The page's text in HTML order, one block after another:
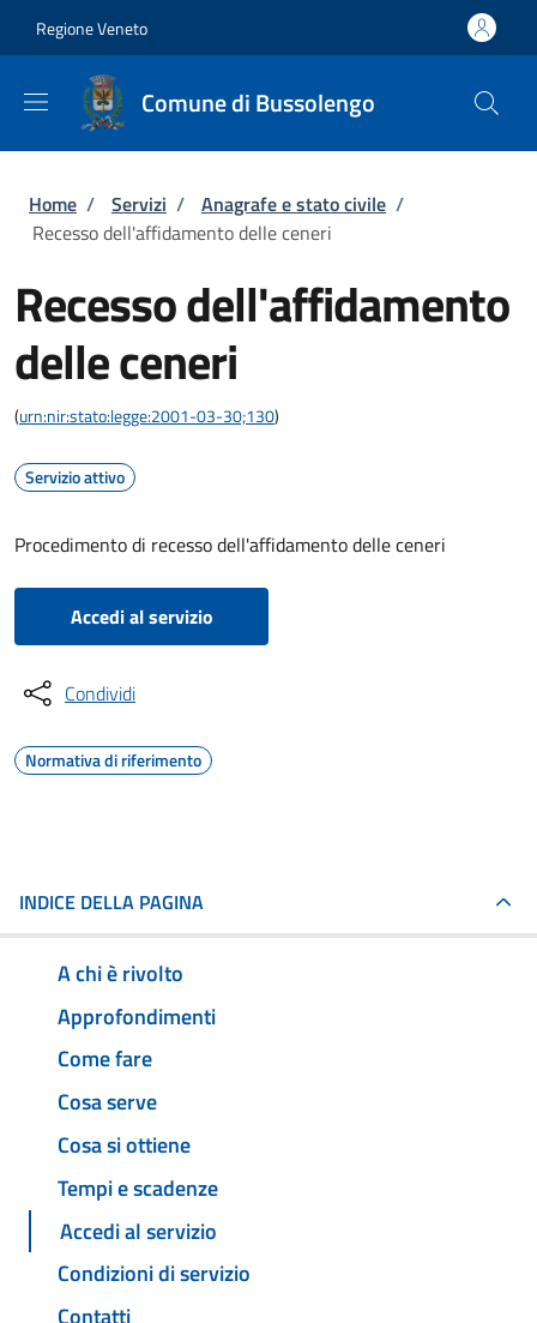
Regione Veneto
Comune di Bussolengo
Briciole di pane
Home / Servizi / Anagrafe e stato civile /
Recesso dell'affidamento delle ceneri
Recesso dell'affidamento
delle ceneri
(urn:nir:stato:legge:2001-03-30;130)
Servizio attivo
Procedimento di recesso dell'affidamento delle ceneri
Accedi al servizio
Condividi
Normativa di riferimento
INDICE DELLA PAGINA
A chi è rivolto
Approfondimenti
Come fare
Cosa serve
Cosa si ottiene
Tempi e scadenze
Accedi al servizio
Condizioni di servizio